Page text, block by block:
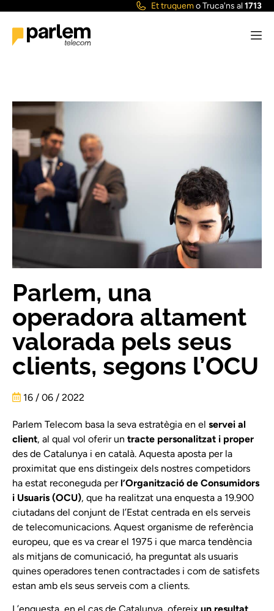
Et truquemoTruca'ns al1713
Parlem, una
operadora altament
valorada pels seus
clients, segons l’OCU
16 / 06 / 2022
Parlem Telecom basa la seva estratègia en el servei al
client, al qual vol oferir un tracte personalitzat i proper
des de Catalunya i en català. Aquesta aposta per la
proximitat que ens distingeix dels nostres competidors
ha estat reconeguda perl’Organització de Consumidors
i Usuaris (OCU), que ha realitzat una enquesta a 19.900
ciutadans del conjunt de l’Estat centrada en els serveis
de telecomunicacions. Aquest organisme de referència
europeu, que es va crear el 1975 i que marca tendència
als mitjans de comunicació, ha preguntat als usuaris
quines operadores tenen contractades i com de satisfets
estan amb els seus serveis com a clients.